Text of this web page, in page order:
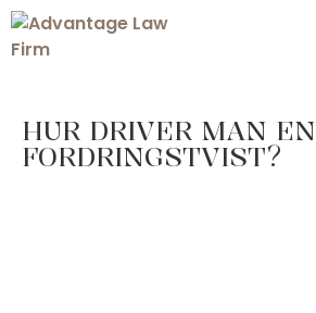
HUR DRIVER MAN EN
FORDRINGSTVIST?